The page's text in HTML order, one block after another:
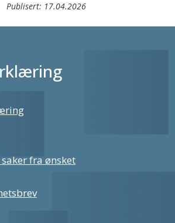
Publisert: 17.04.2026
fra ønsket